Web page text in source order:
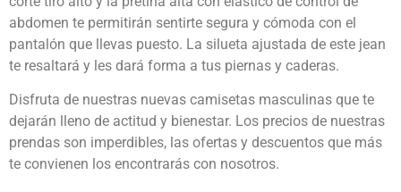
abdomen te permitirán sentirte segura y cómoda con el
pantalón que llevas puesto. La silueta ajustada de este jean
te resaltará y les dará forma a tus piernas y caderas.
Disfruta de nuestras nuevas camisetas masculinas que te
dejarán lleno de actitud y bienestar. Los precios de nuestras
prendas son imperdibles, las ofertas y descuentos que más
te convienen los encontrarás con nosotros.